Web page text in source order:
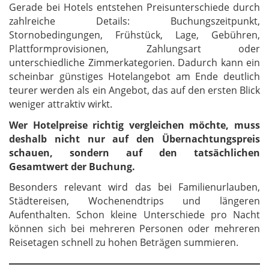
Gerade bei Hotels entstehen Preisunterschiede durch
zahlreiche Details: Buchungszeitpunkt,
Stornobedingungen, Frühstück, Lage, Gebühren,
Plattformprovisionen, Zahlungsart oder
unterschiedliche Zimmerkategorien. Dadurch kann ein
scheinbar günstiges Hotelangebot am Ende deutlich
teurer werden als ein Angebot, das auf den ersten Blick
weniger attraktiv wirkt.
Wer Hotelpreise richtig vergleichen möchte, muss
deshalb nicht nur auf den Übernachtungspreis
schauen, sondern auf den tatsächlichen
Gesamtwert der Buchung.
Besonders relevant wird das bei Familienurlauben,
Städtereisen, Wochenendtrips und längeren
Aufenthalten. Schon kleine Unterschiede pro Nacht
können sich bei mehreren Personen oder mehreren
Reisetagen schnell zu hohen Beträgen summieren.